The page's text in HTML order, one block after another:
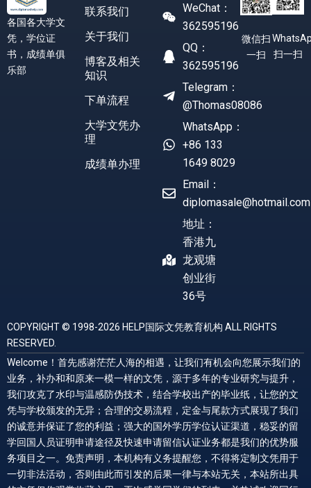
各国各大学文
凭，学位证
书，成绩单俱
乐部
联系我们
关于我们
博客及相关
知识
下单流程
大学文凭办
理
成绩单办理
WeChat：
362595196
QQ：
362595196
Telegram：
@Thomas08086
WhatsApp：
+86 133
1649 8029
Email：
diplomasale@hotmail.com
地址：
香港九
龙观塘
创业街
36号
微信扫
一扫
扫一扫
COPYRIGHT © 1998-2026 HELP国际文凭教育机构 ALL RIGHTS
RESERVED.
Welcome！首先感谢茫茫人海的相遇，让我们有机会向您展示我们的
业务，补办和和原来一模一样的文凭，源于多年的专业研究与提升，
我们攻克了水印与温感防伪技术，结合学校出产的毕业纸，让您的文
凭与学校颁发的无异；合理的交易流程，定金与尾款方式展现了我们
的诚意并保证了您的利益；强大的国外学历学位认证渠道，稳妥的留
学回国人员证明申请途径及快速申请留信认证业务都是我们的优势服
务项目之一。免责声明，本机构有义务提醒您，不得将定制文凭用于
一切非法活动，否则由此而引发的后果一律与本站无关，本站所出具